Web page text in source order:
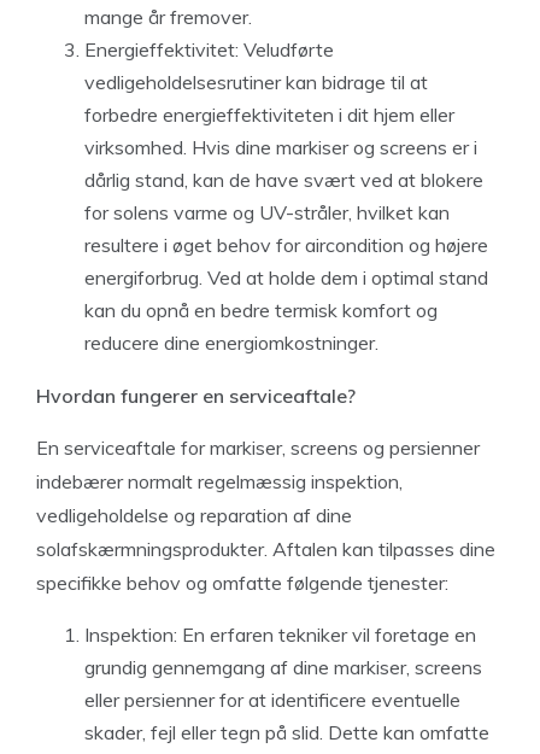
mange år fremover.
Energieffektivitet: Veludførte
vedligeholdelsesrutiner kan bidrage til at
forbedre energieffektiviteten i dit hjem eller
virksomhed. Hvis dine markiser og screens er i
dårlig stand, kan de have svært ved at blokere
for solens varme og UV-stråler, hvilket kan
resultere i øget behov for aircondition og højere
energiforbrug. Ved at holde dem i optimal stand
kan du opnå en bedre termisk komfort og
reducere dine energiomkostninger.
Hvordan fungerer en serviceaftale?
En serviceaftale for markiser, screens og persienner
indebærer normalt regelmæssig inspektion,
vedligeholdelse og reparation af dine
solafskærmningsprodukter. Aftalen kan tilpasses dine
specifikke behov og omfatte følgende tjenester:
Inspektion: En erfaren tekniker vil foretage en
grundig gennemgang af dine markiser, screens
eller persienner for at identificere eventuelle
skader, fejl eller tegn på slid. Dette kan omfatte